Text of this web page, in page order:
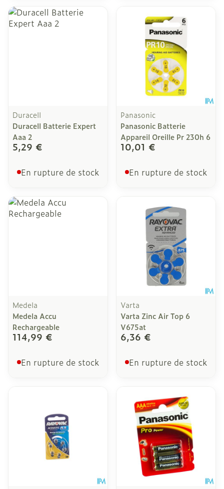
Duracell
Duracell Batterie Expert
Aaa 2
5,29 €
En rupture de stock
Panasonic
Panasonic Batterie
Appareil Oreille Pr 230h 6
10,01 €
En rupture de stock
Medela
Medela Accu
Rechargeable
114,99 €
En rupture de stock
Varta
Varta Zinc Air Top 6
V675at
6,36 €
En rupture de stock